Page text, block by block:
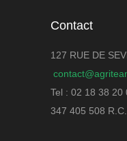
Contact
127 RUE DE
Tel : 02 18 38
347 405 508